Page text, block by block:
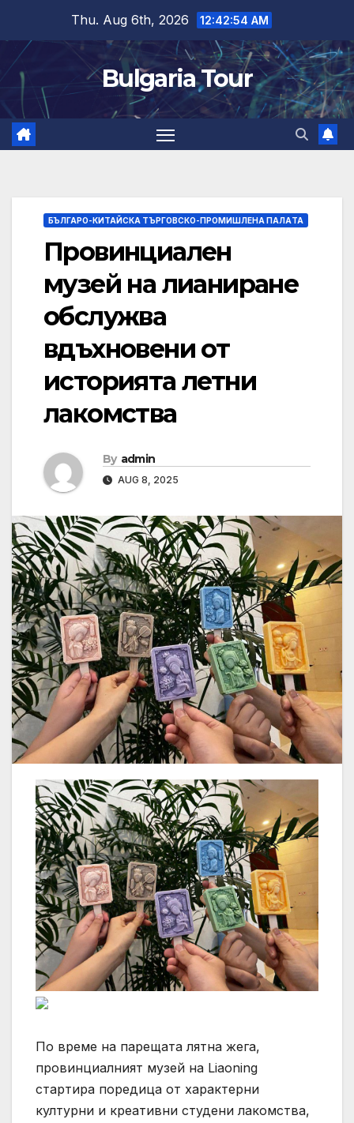
content
Thu. Aug 6th, 2026 12:42:55 AM
Bulgaria Tour
БЪЛГАРО-КИТАЙСКА ТЪРГОВСКО-ПРОМИШЛЕНА ПАЛAТА
Провинциален
музей на лианиране
обслужва
вдъхновени от
историята летни
лакомства
By admin
AUG 8, 2025
По време на парещата лятна жега,
провинциалният музей на Liaoning
стартира поредица от характерни
културни и креативни студени лакомства,